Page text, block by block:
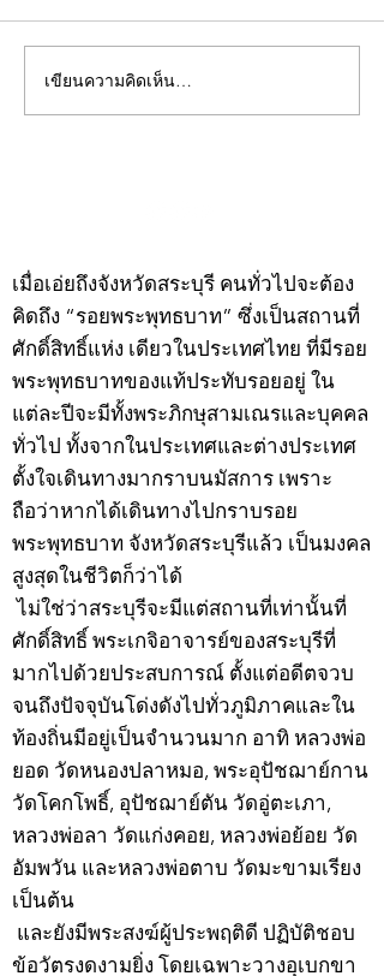
คอลัมน์"จับชีพจรวงการ
พระ"ประจำพุธที่ 29
เขียนความคิดเห็น…
เมื่อเอ่ยถึงจังหวัดสระบุรี คนทั่วไปจะต้อง
คิดถึง “รอยพระพุทธบาท” ซึ่งเป็นสถานที่
ศักดิ์สิทธิ์แห่ง เดียวในประเทศไทย ที่มีรอย
พระพุทธบาทของแท้ประทับรอยอยู่ ใน
แต่ละปีจะมีทั้งพระภิกษุสามเณรและบุคคล
ทั่วไป ทั้งจากในประเทศและต่างประเทศ
ตั้งใจเดินทางมากราบนมัสการ เพราะ
ถือว่าหากได้เดินทางไปกราบรอย
พระพุทธบาท จังหวัดสระบุรีแล้ว เป็นมงคล
สูงสุดในชีวิตก็ว่าได้
ไม่ใช่ว่าสระบุรีจะมีแต่สถานที่เท่านั้นที่
ศักดิ์สิทธิ์ พระเกจิอาจารย์ของสระบุรีที่
มากไปด้วยประสบการณ์ ตั้งแต่อดีตจวบ
จนถึงปัจจุบันโด่งดังไปทั่วภูมิภาคและใน
ท้องถิ่นมีอยู่เป็นจำนวนมาก อาทิ หลวงพ่อ
ยอด วัดหนองปลาหมอ, พระอุปัชฌาย์กาน
วัดโคกโพธิ์, อุปัชฌาย์ตัน วัดอู่ตะเภา,
หลวงพ่อลา วัดแก่งคอย, หลวงพ่อย้อย วัด
อัมพวัน และหลวงพ่อตาบ วัดมะขามเรียง
เป็นต้น
และยังมีพระสงฆ์ผู้ประพฤติดี ปฏิบัติชอบ
ข้อวัตรงดงามยิ่ง โดยเฉพาะวางอุเบกขา